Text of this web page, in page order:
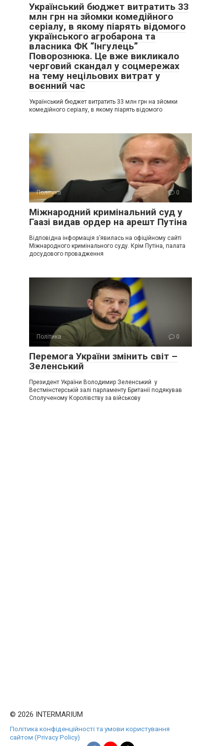
Український бюджет витратить 33
млн грн на зйомки комедійного
серіалу, в якому піарять відомого
українського агробарона та
власника ФК “Інгулець”
Поворознюка. Це вже викликало
черговий скандал у соцмережах
на тему нецільових витрат у
воєнний час
Український бюджет витратить 33 млн грн на зйомки
комедійного серіалу, в якому піарять відомого
Політика 0
Міжнародний кримінальний суд у
Гаазі видав ордер на арешт Путіна
Відповідна інформація з’явилась на офіційному сайті
Міжнародного кримінального суду. Крім Путіна, палата
досудового провадження
Політика 0
Перемога України змінить світ –
Зеленський
Президент України Володимир Зеленський у
Вестмінстерській залі парламенту Британії подякував
Сполученому Королівству за військову
© 2026 INTERMARIUM
Політика конфіденційності та умови користування
сайтом (Privacy Policy)